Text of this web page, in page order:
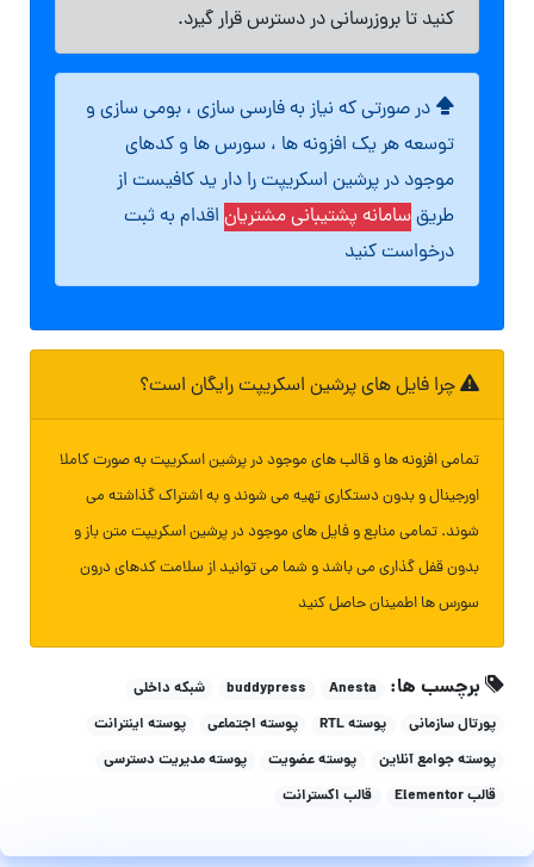
کنید تا بروزرسانی در دسترس قرار گیرد.
در صورتی که نیاز به فارسی سازی ، بومی سازی و
توسعه هر یک افزونه ها ، سورس ها و کدهای
موجود در پرشین اسکریپت را دار ید کافیست از
طریقسامانه پشتیبانی مشتریان اقدام به ثبت
درخواست کنید
چرا فایل های پرشین اسکریپت رایگان است؟
تمامی افزونه ها و قالب های موجود در پرشین اسکریپت به صورت کاملا
اورجینال و بدون دستکاری تهیه می شوند و به اشتراک گذاشته می
شوند. تمامی منابع و فایل های موجود در پرشین اسکریپت متن باز و
بدون قفل گذاری می باشد و شما می توانید از سلامت کدهای درون
سورس ها اطمینان حاصل کنید
برچسب ها: Anesta
buddypress
شبکه داخلی
پورتال سازمانی
پوسته RTL پوسته اجتماعی
پوسته اینترانت
پوسته جوامع آنلاین
پوسته عضویت
پوسته مدیریت دسترسی
قالب Elementor
قالب اکسترانت